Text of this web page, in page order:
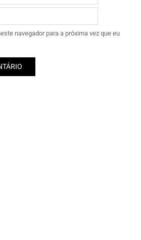
navegador para a próxima vez que eu